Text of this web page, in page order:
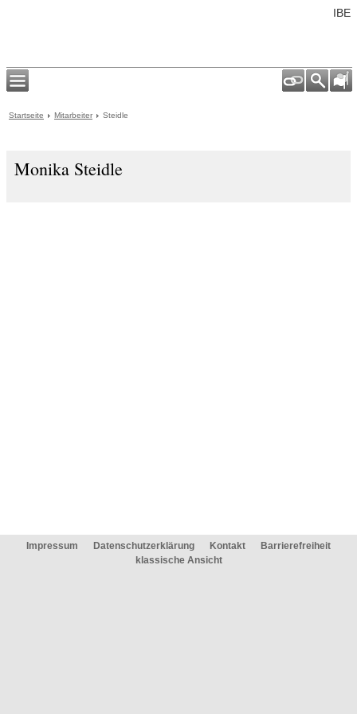
IBE
Startseite Mitarbeiter Steidle
Monika Steidle
Impressum Datenschutzerklärung Kontakt
Barrierefreiheit
klassische Ansicht